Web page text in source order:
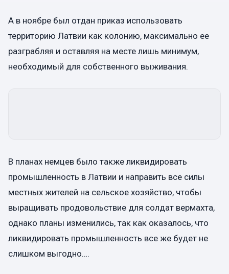
А в ноябре был отдан приказ использовать
территорию Латвии как колонию, максимально ее
разграбляя и оставляя на месте лишь минимум,
необходимый для собственного выживания.
В планах немцев было также ликвидировать
промышленность в Латвии и направить все силы
местных жителей на сельское хозяйство, чтобы
выращивать продовольствие для солдат вермахта,
однако планы изменились, так как оказалось, что
ликвидировать промышленность все же будет не
слишком выгодно….